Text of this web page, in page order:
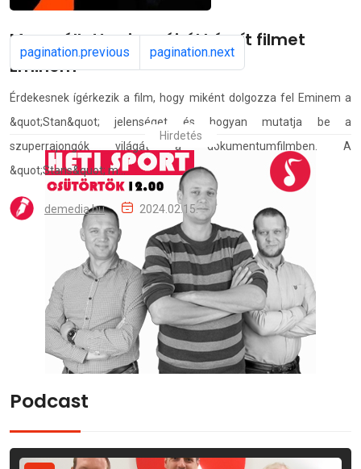
Megszállott rajongóiról készít filmet
Eminem
Érdekesnek ígérkezik a film, hogy miként dolgozza fel Eminem a
&quot;Stan&quot; jelenséget és hogyan mutatja be a
szuperrajongók világát a dokumentumfilmben. A
&quot;Stans&quot; m...
demedia.hu 2024.02.15.
pagination.previous pagination.next
Hirdetés
Podcast